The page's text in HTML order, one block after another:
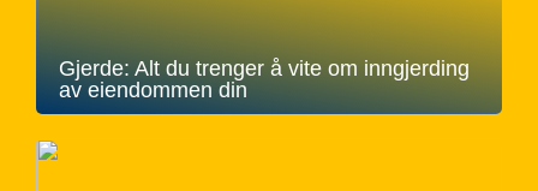
Gjerde: Alt du trenger å vite om inngjerding
av eiendommen din